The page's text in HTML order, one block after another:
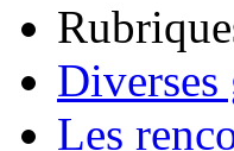
Diverses
Les